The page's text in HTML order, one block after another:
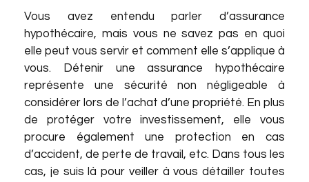
Vous avez entendu parler d’assurance
hypothécaire, mais vous ne savez pas en quoi
elle peut vous servir et comment elle s’applique à
vous. Détenir une assurance hypothécaire
représente une sécurité non négligeable à
considérer lors de l’achat d’une propriété. En plus
de protéger votre investissement, elle vous
procure également une protection en cas
d’accident, de perte de travail, etc. Dans tous les
cas, je suis là pour veiller à vous détailler toutes